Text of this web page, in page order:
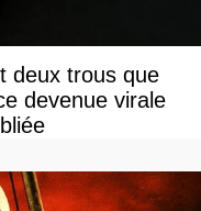
deux trous que
devenue virale